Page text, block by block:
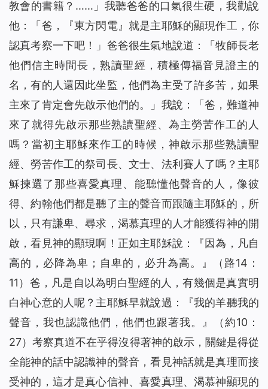
教會的書籍？……」我聽爸爸的口氣很生硬，我勸說
他：「爸，『東方閃電』就是主耶穌的顯現作工，你
認真考察一下吧！」爸爸很生氣地說道：「牧師長老
他們信主時間長，熟讀聖經，積極傳福音見證主的
名，有的人還因此坐監，他們為主受了許多苦，如果
主來了肯定會先啟示他們的。」我說：「爸，難道神
來了就得先啟示那些熟讀聖經、為主勞苦作工的人
嗎？當初主耶穌來作工的時候，神啟示那些熟讀聖
經、勞苦作工的祭司長、文士、法利賽人了嗎？主耶
穌揀選了那些喜愛真理、能聽懂他聲音的人，像彼
得、約翰他們都是聽了主的聲音而跟隨主耶穌的，所
以，只有謙卑、尋求，渴慕真理的人才能獲得神的開
啟，看見神的顯現啊！正如主耶穌說：『 因為，凡自
高的，必降為卑；自卑的，必升為高。
』（路14：
11）爸，凡是自以為明白聖經的人，有幾個是真實明
白神心意的人呢？主耶穌早就說過：『我的羊聽我的
聲音，我也認識他們，他們也跟著我。
』（約10：
27）考察真道不在乎得沒得著神的啟示，關鍵是得從
全能神的話中認識神的聲音，看見神話就是真理而接
受神的，這才是真心信神、喜愛真理、渴慕神顯現的